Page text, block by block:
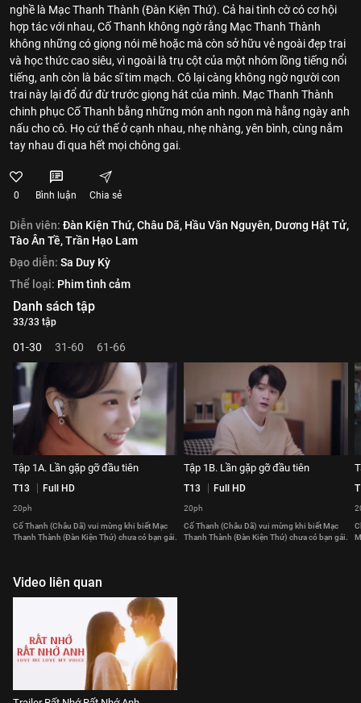
nghề là Mạc Thanh Thành (Đàn Kiện Thứ). Cả hai tình cờ có cơ hội
hợp tác với nhau, Cố Thanh không ngờ rằng Mạc Thanh Thành
không những có giọng nói mê hoặc mà còn sở hữu vẻ ngoài đẹp trai
và học thức cao siêu, vì ngoài là trụ cột của một nhóm lồng tiếng nổi
tiếng, anh còn là bác sĩ tim mạch. Cô lại càng không ngờ người con
trai này lại đổ đứ đừ trước giọng hát của mình. Mạc Thanh Thành
chinh phục Cố Thanh bằng những món anh ngon mà hằng ngày anh
nấu cho cô. Họ cứ thế ở cạnh nhau, nhẹ nhàng, yên bình, cùng nắm
tay nhau đi qua hết mọi chông gai.
0 Bình luận Chia sẻ
Diễn viên: Đàn Kiện Thứ,Châu Dã, Hầu Văn Nguyên, Dương Hật Tử,
Tào Ân Tề,Trần Hạo Lam
Đạo diễn: Sa Duy Kỳ
Thể loại: Phim tình cảm
Danh sách tập
33/33 tập
01-30 31-60 61-66
Tập 1A. Lần gặp gỡ đầu tiên
T13 Full HD
20ph
Cố Thanh (Châu Dã) vui mừng khi biết Mạc
Thanh Thành (Đàn Kiện Thứ) chưa có bạn gái.
Tập 1B. Lần gặp gỡ đầu tiên
T13 Full HD
20ph
Cố Thanh (Châu Dã) vui mừng khi biết Mạc
Thanh Thành (Đàn Kiện Thứ) chưa có bạn gái.
Video liên quan